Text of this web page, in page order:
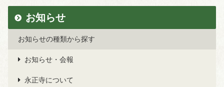
お知らせ
お知らせの種類から探す
お知らせ・会報
永正寺について